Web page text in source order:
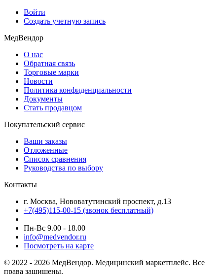
Войти
Создать учетную запись
МедВендор
О нас
Обратная связь
Торговые марки
Новости
Политика конфиденциальности
Документы
Стать продавцом
Покупательский сервис
Ваши заказы
Отложенные
Список сравнения
Руководства по выбору
Контакты
г. Москва, Нововатутинский проспект, д.13
+7(495)115-00-15 (звонок бесплатный)
Пн-Вс 9.00 - 18.00
info@medvendor.ru
Посмотреть на карте
© 2022 - 2026 МедВендор. Медицинский маркетплейс. Все
права защищены.